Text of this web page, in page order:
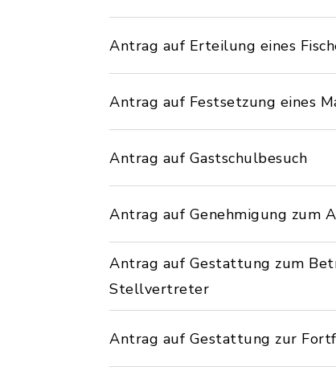
Antrag auf Erteilung eines
Antrag auf Festsetzung eines
Antrag auf Gastschulbesuch
Antrag auf Genehmigung zum
Antrag auf Gestattung zum
Stellvertreter
Antrag auf Gestattung zur